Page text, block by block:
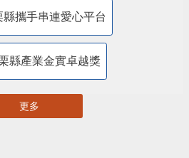
縣攜手串連愛心平台
縣產業金實卓越獎
更多